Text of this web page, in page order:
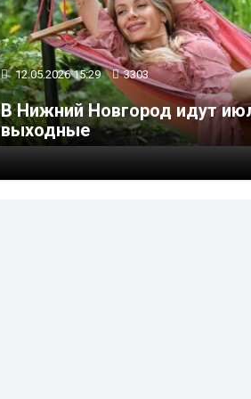
12.05.2026 15:29 3303
В Нижний Новгород идут
выходные